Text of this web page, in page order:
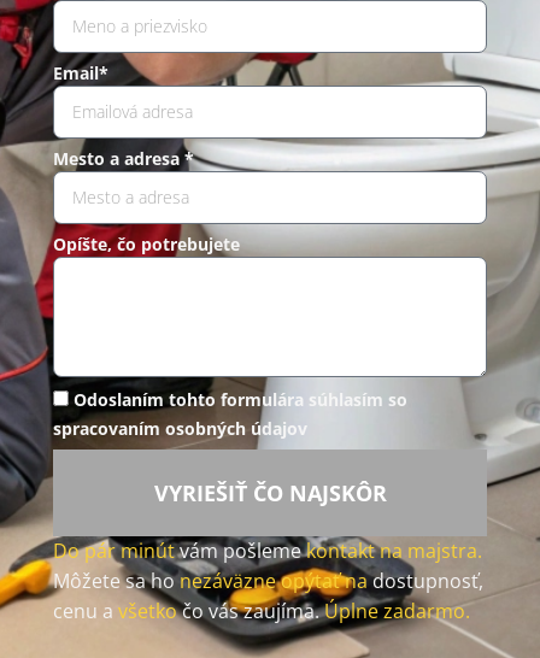
Email*
Mesto a adresa *
Opíšte, čo potrebujete
Odoslaním tohto formulára súhlasím so
spracovaním osobných údajov
VYRIEŠIŤ ČO NAJSKÔR
Do pár minútvám pošlemekontakt na majstra.
Môžete sa honezáväzne opýtať nadostupnosť,
cenu a všetkočo vás zaujíma.Úplne zadarmo.